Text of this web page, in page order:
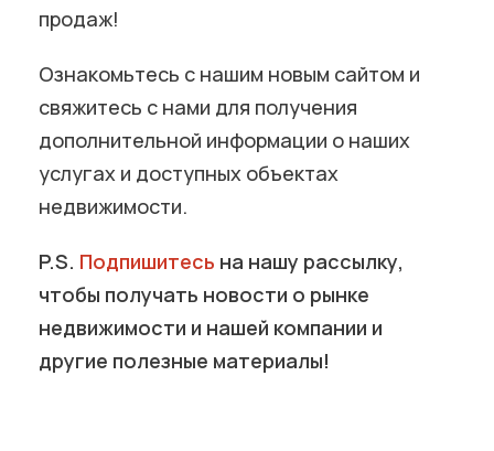
продаж!
Ознакомьтесь с нашим новым сайтом и
свяжитесь с нами для получения
дополнительной информации о наших
услугах и доступных объектах
недвижимости.
P.S. Подпишитесь на нашу рассылку,
чтобы получать новости о рынке
недвижимости и нашей компании и
другие полезные материалы!